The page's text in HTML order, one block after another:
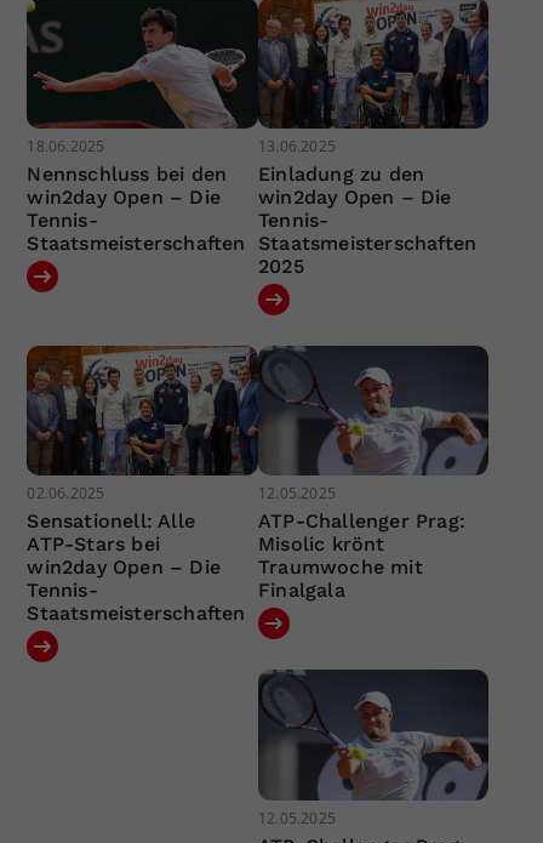
18.06.2025
Nennschluss bei den
win2day Open – Die
Tennis-
Staatsmeisterschaften
13.06.2025
Einladung zu den
win2day Open – Die
Tennis-
Staatsmeisterschaften
2025
02.06.2025
Sensationell: Alle
ATP-Stars bei
win2day Open – Die
Tennis-
Staatsmeisterschaften
12.05.2025
ATP-Challenger Prag:
Misolic krönt
Traumwoche mit
Finalgala
12.05.2025